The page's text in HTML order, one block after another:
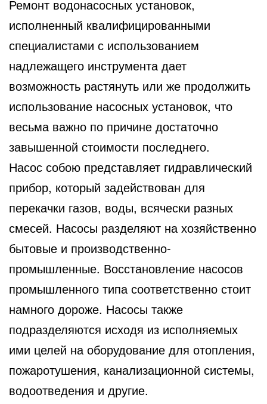
Ремонт водонасосных установок,
исполненный квалифицированными
специалистами с использованием
надлежащего инструмента дает
возможность растянуть или же продолжить
использование насосных установок, что
весьма важно по причине достаточно
завышенной стоимости последнего.
Насос собою представляет гидравлический
прибор, который задействован для
перекачки газов, воды, всячески разных
смесей. Насосы разделяют на хозяйственно
бытовые и производственно-
промышленные. Восстановление насосов
промышленного типа соответственно стоит
намного дороже. Насосы также
подразделяются исходя из исполняемых
ими целей на оборудование для отопления,
пожаротушения, канализационной системы,
водоотведения и другие.